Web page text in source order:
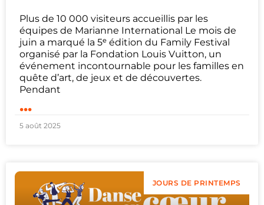
Plus de 10 000 visiteurs accueillis par les
équipes de Marianne International Le mois de
juin a marqué la 5ᵉ édition du Family Festival
organisé par la Fondation Louis Vuitton, un
événement incontournable pour les familles en
quête d’art, de jeux et de découvertes.
Pendant
...
5 août 2025
JOURS DE PRINTEMPS